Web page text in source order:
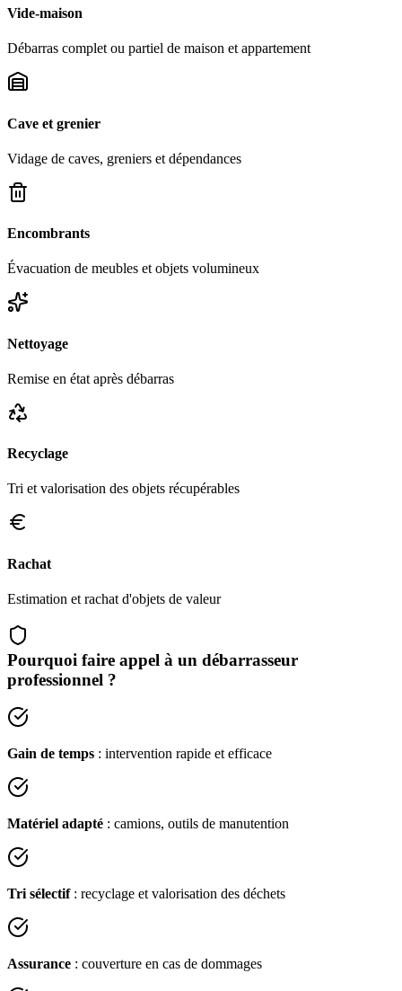
Vide-maison
Débarras complet ou partiel de maison et appartement
Cave et grenier
Vidage de caves, greniers et dépendances
Encombrants
Évacuation de meubles et objets volumineux
Nettoyage
Remise en état après débarras
Recyclage
Tri et valorisation des objets récupérables
Rachat
Estimation et rachat d'objets de valeur
Pourquoi faire appel à un débarrasseur
professionnel ?
Gain de temps : intervention rapide et efficace
Matériel adapté : camions, outils de manutention
Tri sélectif: recyclage et valorisation des déchets
Assurance : couverture en cas de dommages